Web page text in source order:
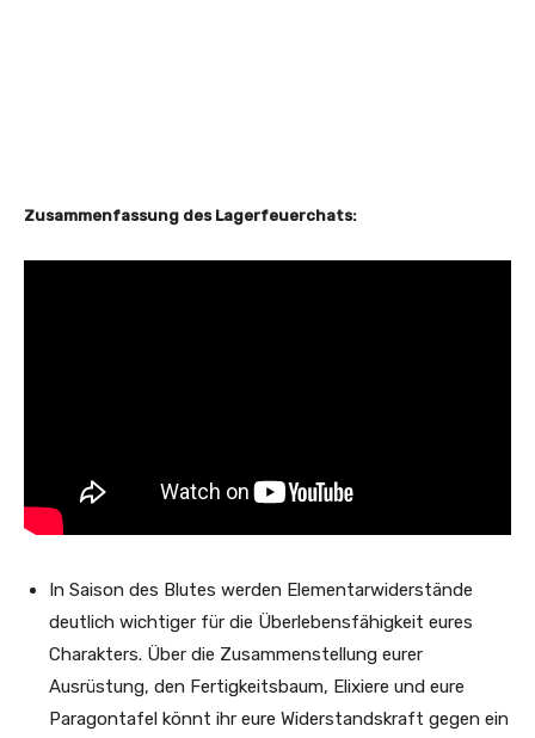
Zusammenfassung des Lagerfeuerchats:
In Saison des Blutes werden Elementarwiderstände
deutlich wichtiger für die Überlebensfähigkeit eures
Charakters. Über die Zusammenstellung eurer
Ausrüstung, den Fertigkeitsbaum, Elixiere und eure
Paragontafel könnt ihr eure Widerstandskraft gegen ein